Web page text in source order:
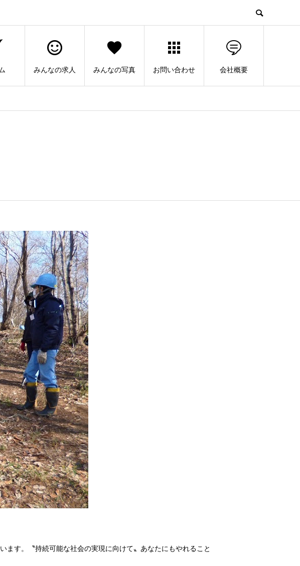
みんなの求人 みんなの写真 お問い合わせ 会社概要
す。〝持続可能な社会の実現に向けて〟あなたにもやれること